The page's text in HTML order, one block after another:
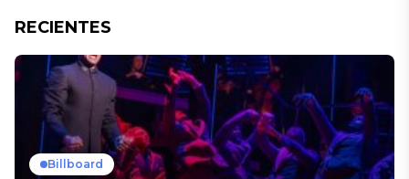
RECIENTES
Billboard